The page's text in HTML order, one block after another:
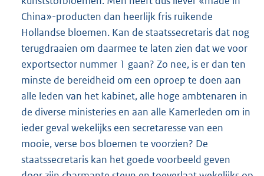
China»-producten dan heerlijk fris ruikende
Hollandse bloemen. Kan de staatssecretaris dat nog
terugdraaien om daarmee te laten zien dat we voor
exportsector nummer 1 gaan? Zo nee, is er dan ten
minste de bereidheid om een oproep te doen aan
alle leden van het kabinet, alle hoge ambtenaren in
de diverse ministeries en aan alle Kamerleden om in
ieder geval wekelijks een secretaresse van een
mooie, verse bos bloemen te voorzien? De
staatssecretaris kan het goede voorbeeld geven